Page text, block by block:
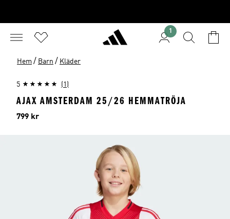
1
Hem / Barn / Kläder
5 (1)
AJAX AMSTERDAM 25/26 HEMMATRÖJA
Pris
799 kr